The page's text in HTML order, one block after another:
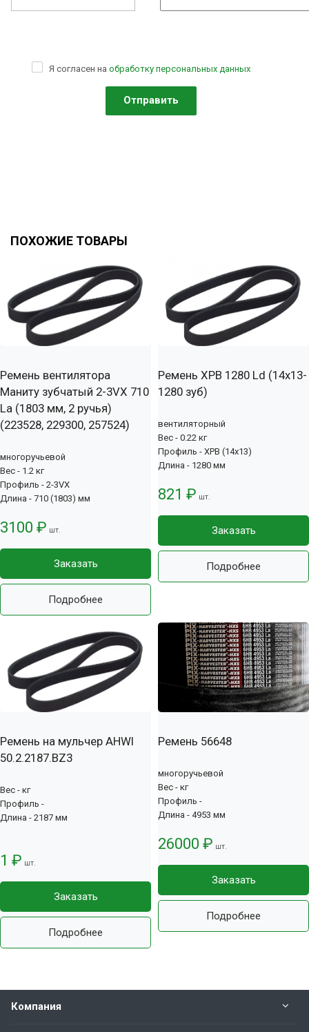
Я согласен на обработку персональных данных
ПОХОЖИЕ ТОВАРЫ
Ремень вентилятора
Маниту зубчатый 2-3VX 710
La (1803 мм, 2 ручья)
(223528, 229300, 257524)
многоручьевой
Вес - 1.2 кг
Профиль - 2-3VX
Длина - 710 (1803) мм
3100 ₽ шт.
Заказать
Подробнее
Ремень XPB 1280 Ld (14х13-
1280 зуб)
вентиляторный
Вес - 0.22 кг
Профиль - XPB (14x13)
Длина - 1280 мм
821 ₽ шт.
Заказать
Подробнее
Ремень на мульчер AHWI
50.2.2187.BZ3
Вес - кг
Профиль -
Длина - 2187 мм
1 ₽ шт.
Заказать
Подробнее
Ремень 56648
многоручьевой
Вес - кг
Профиль -
Длина - 4953 мм
26000 ₽ шт.
Заказать
Подробнее
Компания